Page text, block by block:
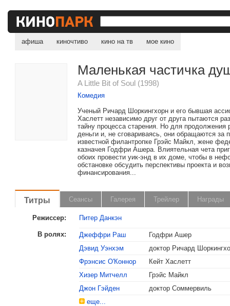
афиша киночтиво кино на тв мое кино
Маленькая частичка
A Little Bit of Soul (1998)
Комедия
Ученый Ричард Шоркингхорн и его бывшая
Хаслетт независимо друг от друга пытаются
тайну процесса старения. Но для продолжения
деньги и, не сговариваясь, они обращаются за
известной филантропке Грэйс Майкл, жене
казначея Годфри Ашера. Влиятельная чета
обоих провести уик-энд в их доме, чтобы в
обстановке обсудить перспективы проекта и
финансирования...
Титры Сеансы Галерея Трейлер Награды
Режиссер: Питер Данкэн
В ролях: Джеффри Раш
Годфри Ашер
Дэвид Уэнхэм
доктор Ричард
Фрэнсис О'Коннор
Кейт Хаслетт
Хизер Митчелл
Грэйс Майкл
Джон Гэйден
доктор Соммервиль
еще...